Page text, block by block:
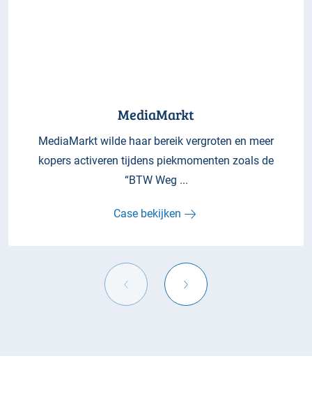
MediaMarkt
MediaMarkt wilde haar bereik vergroten en meer
kopers activeren tijdens piekmomenten zoals de
“BTW Weg ...
Case bekijken